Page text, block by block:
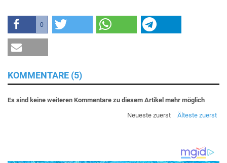
0
KOMMENTARE (5)
Es sind keine weiteren Kommentare zu diesem Artikel mehr möglich
Neueste zuerst
Älteste zuerst